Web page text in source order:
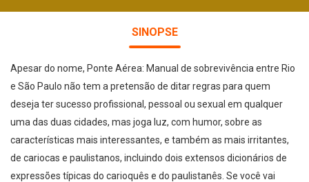
SINOPSE
Apesar do nome, Ponte Aérea: Manual de sobrevivência entre Rio
e São Paulo não tem a pretensão de ditar regras para quem
deseja ter sucesso profissional, pessoal ou sexual em qualquer
uma das duas cidades, mas joga luz, com humor, sobre as
características mais interessantes, e também as mais irritantes,
de cariocas e paulistanos, incluindo dois extensos dicionários de
expressões típicas do carioquês e do paulistanês. Se você vai